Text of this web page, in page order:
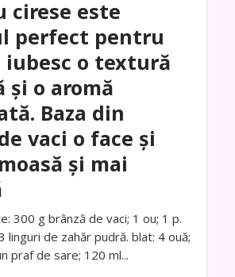
cirese este
perfect pentru
iubesc o textură
și o aromă
Baza din
vaci o face și
și mai
g brânză de vaci; 1 ou; 1 p.
linguri de zahăr pudră. blat: 4 ouă;
praf de sare; 120 ml...